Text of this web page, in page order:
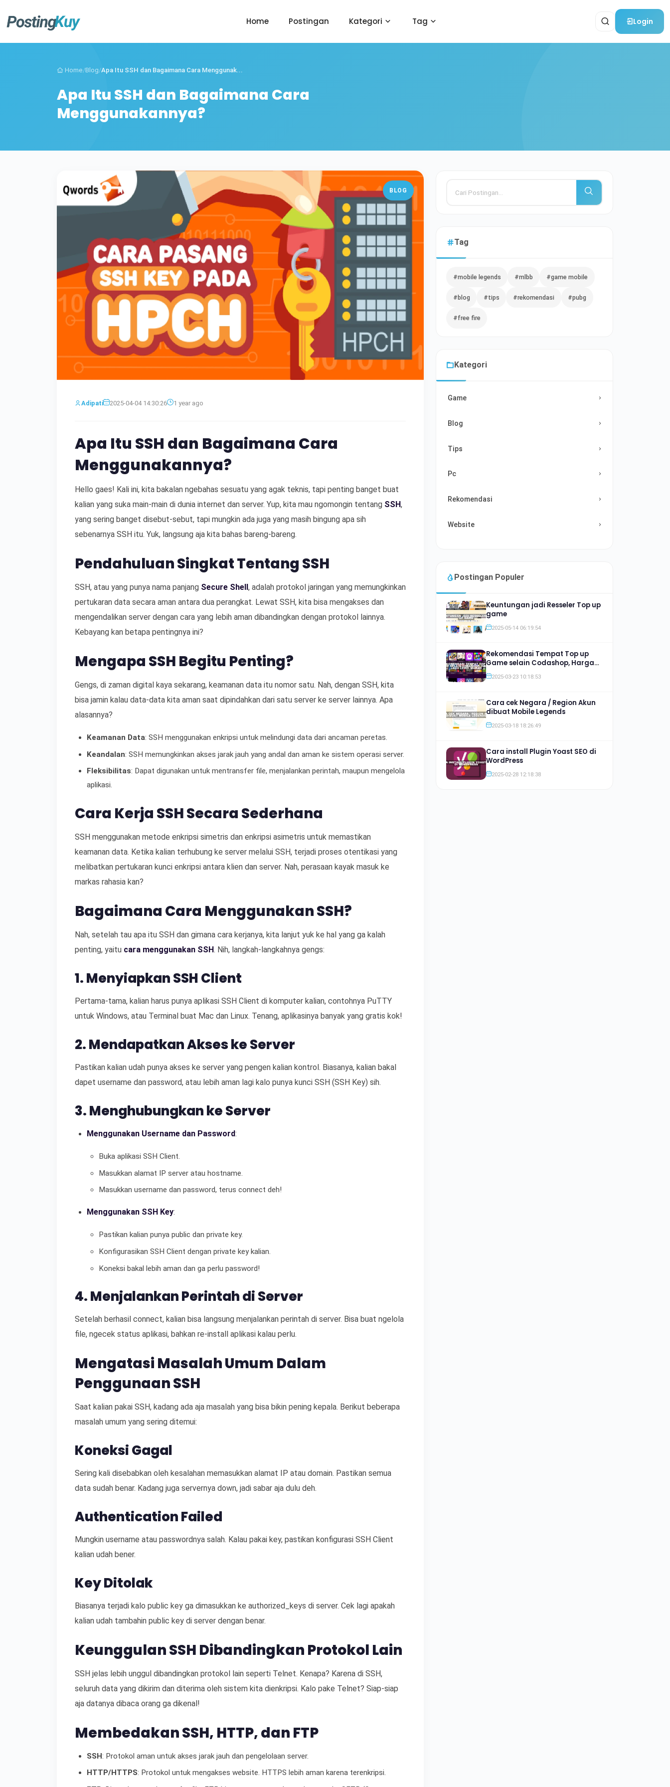
Home Postingan Kategori Tag Login
Home/Blog/Apa Itu SSH dan Bagaimana Cara Menggunak...
Apa Itu SSH dan Bagaimana Cara
Menggunakannya?
BLOG
Adipati 2025-04-04 14:30:26 1 year ago
Apa Itu SSH dan Bagaimana Cara
Menggunakannya?
Hello gaes! Kali ini, kita bakalan ngebahas sesuatu yang agak teknis, tapi penting banget buat
kalian yang suka main-main di dunia internet dan server. Yup, kita mau ngomongin tentang SSH,
yang sering banget disebut-sebut, tapi mungkin ada juga yang masih bingung apa sih
sebenarnya SSH itu. Yuk, langsung aja kita bahas bareng-bareng.
Pendahuluan Singkat Tentang SSH
SSH, atau yang punya nama panjang Secure Shell, adalah protokol jaringan yang memungkinkan
pertukaran data secara aman antara dua perangkat. Lewat SSH, kita bisa mengakses dan
mengendalikan server dengan cara yang lebih aman dibandingkan dengan protokol lainnya.
Kebayang kan betapa pentingnya ini?
Mengapa SSH Begitu Penting?
Gengs, di zaman digital kaya sekarang, keamanan data itu nomor satu. Nah, dengan SSH, kita
bisa jamin kalau data-data kita aman saat dipindahkan dari satu server ke server lainnya. Apa
alasannya?
Keamanan Data: SSH menggunakan enkripsi untuk melindungi data dari ancaman peretas.
Keandalan: SSH memungkinkan akses jarak jauh yang andal dan aman ke sistem operasi server.
Fleksibilitas: Dapat digunakan untuk mentransfer file, menjalankan perintah, maupun mengelola
aplikasi.
Cara Kerja SSH Secara Sederhana
SSH menggunakan metode enkripsi simetris dan enkripsi asimetris untuk memastikan
keamanan data. Ketika kalian terhubung ke server melalui SSH, terjadi proses otentikasi yang
melibatkan pertukaran kunci enkripsi antara klien dan server. Nah, perasaan kayak masuk ke
markas rahasia kan?
Bagaimana Cara Menggunakan SSH?
Nah, setelah tau apa itu SSH dan gimana cara kerjanya, kita lanjut yuk ke hal yang ga kalah
penting, yaitu cara menggunakan SSH. Nih, langkah-langkahnya gengs:
1. Menyiapkan SSH Client
Pertama-tama, kalian harus punya aplikasi SSH Client di komputer kalian, contohnya PuTTY
untuk Windows, atau Terminal buat Mac dan Linux. Tenang, aplikasinya banyak yang gratis kok!
2. Mendapatkan Akses ke Server
Pastikan kalian udah punya akses ke server yang pengen kalian kontrol. Biasanya, kalian bakal
dapet username dan password, atau lebih aman lagi kalo punya kunci SSH (SSH Key) sih.
3. Menghubungkan ke Server
Menggunakan Username dan Password:
Buka aplikasi SSH Client.
Masukkan alamat IP server atau hostname.
Masukkan username dan password, terus connect deh!
Menggunakan SSH Key:
Pastikan kalian punya public dan private key.
Konfigurasikan SSH Client dengan private key kalian.
Koneksi bakal lebih aman dan ga perlu password!
4. Menjalankan Perintah di Server
Setelah berhasil connect, kalian bisa langsung menjalankan perintah di server. Bisa buat ngelola
file, ngecek status aplikasi, bahkan re-install aplikasi kalau perlu.
Mengatasi Masalah Umum Dalam
Penggunaan SSH
Saat kalian pakai SSH, kadang ada aja masalah yang bisa bikin pening kepala. Berikut beberapa
masalah umum yang sering ditemui:
Koneksi Gagal
Sering kali disebabkan oleh kesalahan memasukkan alamat IP atau domain. Pastikan semua
data sudah benar. Kadang juga servernya down, jadi sabar aja dulu deh.
Authentication Failed
Mungkin username atau passwordnya salah. Kalau pakai key, pastikan konfigurasi SSH Client
kalian udah bener.
Key Ditolak
Biasanya terjadi kalo public key ga dimasukkan ke authorized_keys di server. Cek lagi apakah
kalian udah tambahin public key di server dengan benar.
Keunggulan SSH Dibandingkan Protokol Lain
SSH jelas lebih unggul dibandingkan protokol lain seperti Telnet. Kenapa? Karena di SSH,
seluruh data yang dikirim dan diterima oleh sistem kita dienkripsi. Kalo pake Telnet? Siap-siap
aja datanya dibaca orang ga dikenal!
Membedakan SSH, HTTP, dan FTP
SSH: Protokol aman untuk akses jarak jauh dan pengelolaan server.
HTTP/HTTPS: Protokol untuk mengakses website. HTTPS lebih aman karena terenkripsi.
Tag
#mobile legends #mlbb #game mobile
#blog #tips #rekomendasi #pubg
#free fire
Kategori
Game
Blog
Tips
Pc
Rekomendasi
Website
Postingan Populer
Keuntungan jadi Resseler Top up
game
2025-05-14 06:19:54
Rekomendasi Tempat Top up
Game selain Codashop, Harga
Jauh lebih Murah
2025-03-23 10:18:53
Cara cek Negara / Region Akun
dibuat Mobile Legends
2025-03-18 18:26:49
Cara install Plugin Yoast SEO di
WordPress
2025-02-28 12:18:38